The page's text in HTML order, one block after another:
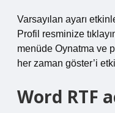
Varsayılan ayarı
Profil resminize
menüde Oynatma ve
her zaman göster’i
Word RTF